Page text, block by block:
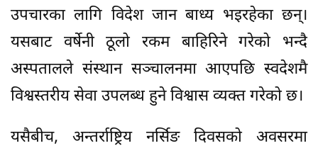
उपचारका लागि विदेश जान बाध्य भइरहेका छन्।
यसबाट वर्षेनी ठूलो रकम बाहिरिने गरेको भन्दै
अस्पतालले संस्थान सञ्चालनमा आएपछि स्वदेशमै
विश्वस्तरीय सेवा उपलब्ध हुने विश्वास व्यक्त गरेको छ।
यसैबीच, अन्तर्राष्ट्रिय नर्सिङ दिवसको अवसरमा